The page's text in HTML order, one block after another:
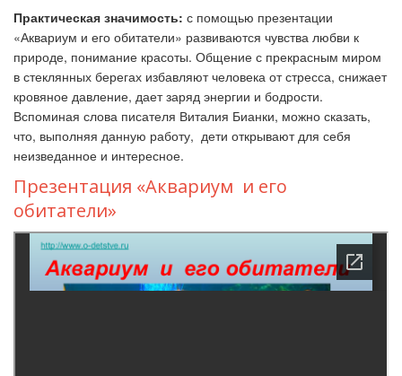
Практическая значимость: с помощью презентации
«Аквариум и его обитатели» развиваются чувства любви к
природе, понимание красоты. Общение с прекрасным миром
в стеклянных берегах избавляют человека от стресса, снижает
кровяное давление, дает заряд энергии и бодрости.
Вспоминая слова писателя Виталия Бианки, можно сказать,
что, выполняя данную работу, дети открывают для себя
неизведанное и интересное.
Презентация «Аквариум и его
обитатели»